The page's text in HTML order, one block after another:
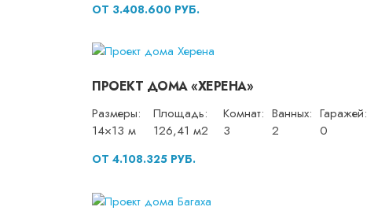
ОТ 3.408.600 РУБ.
ПРОЕКТ ДОМА «ХЕРЕНА»
Размеры:
14×13 м
Площадь:
126,41 м2
Комнат:
3
Ванных:
2
Гаражей:
0
ОТ 4.108.325 РУБ.